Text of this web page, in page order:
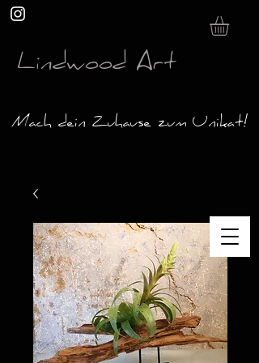
Lindwood Art
Mach dein Zuhause zum Unikat!